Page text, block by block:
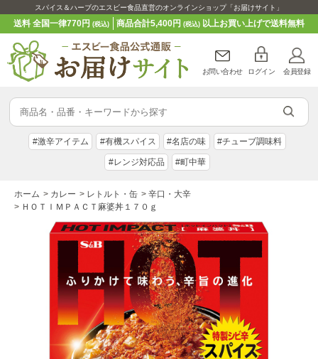
スパイス＆ハーブのエスビー食品直営のオンラインショップ「お届けサイト」
送料 全国一律770円(税込) 商品合計5,400円 (税込)以上お買い上げで送料無料
お問い合わせ ログイン 会員登録
#激辛アイテム #有機スパイス #名店の味 #チューブ調味料
#レンジ対応品 #町中華
ホーム > カレー > レトルト・缶 > 辛口・大辛
> ＨＯＴＩＭＰＡＣＴ麻婆丼１７０ｇ